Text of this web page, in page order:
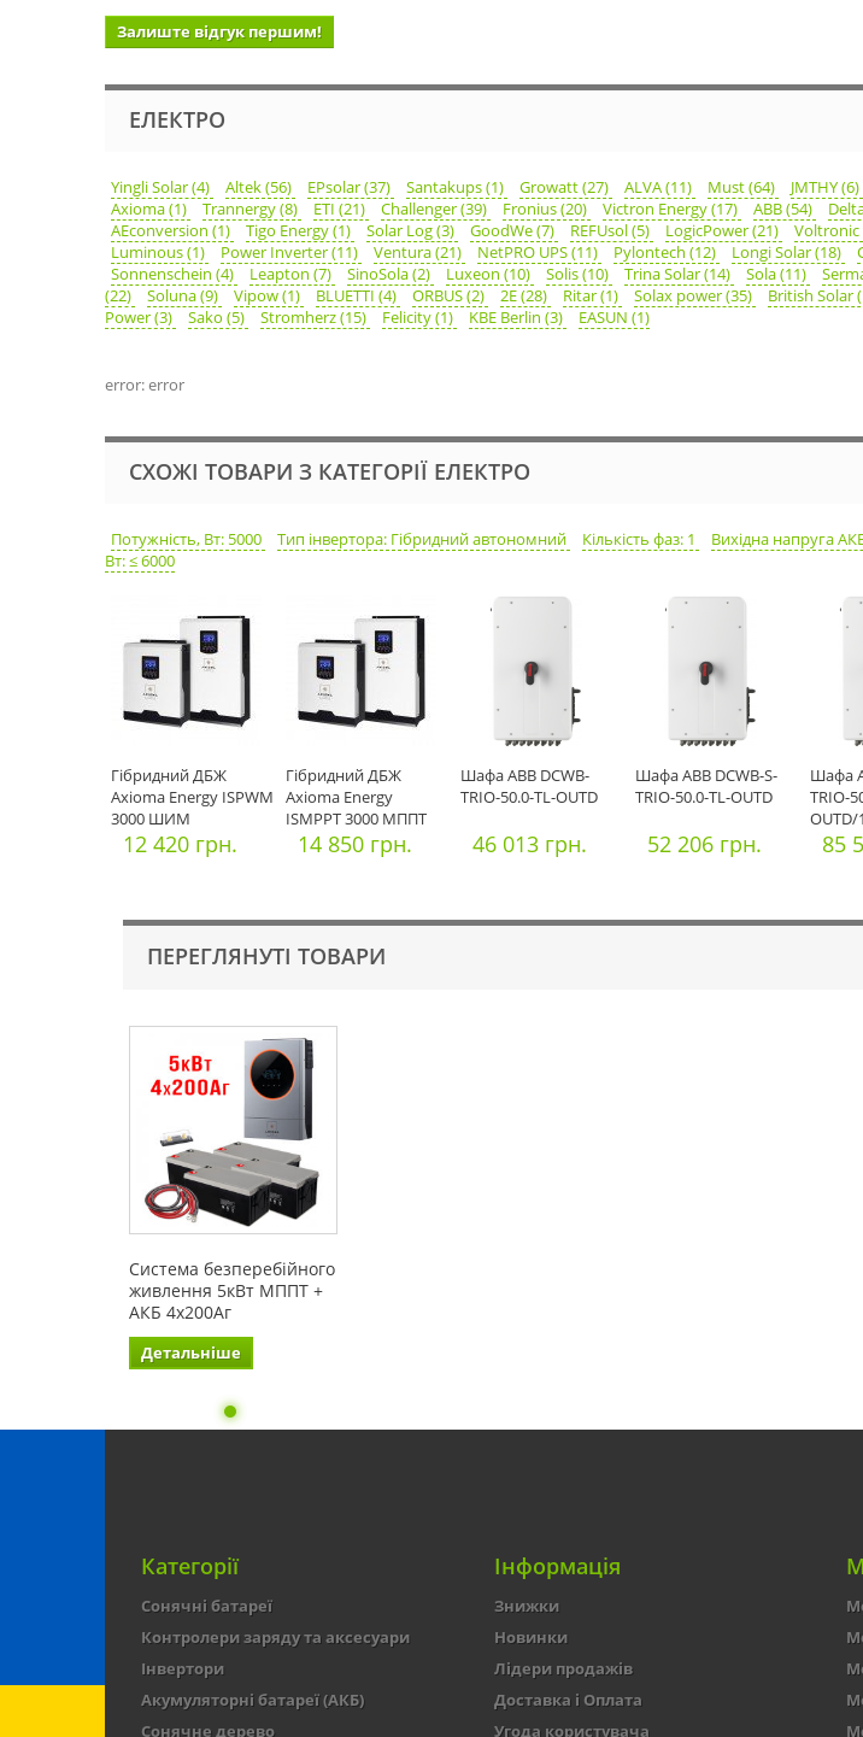
Залиште відгук першим!
ЕЛЕКТРО
Yingli Solar (4) Altek (56) EPsolar (37) Santakups (1) Growatt (27) ALVA (11) Must (64) JMTHY (6)
Axioma (1)
Trannergy (8) ETI (21) Challenger (39) Fronius (20) Victron Energy (17) ABB (54)
AEconversion (1)
Tigo Energy (1) Solar Log (3) GoodWe (7) REFUsol (5) LogicPower (21) Voltronic
Luminous (1)
Power Inverter (11) Ventura (21) NetPRO UPS (11) Pylontech (12) Longi Solar (18)
Sonnenschein (4)
Leapton (7) SinoSola (2) Luxeon (10) Solis (10) Trina Solar (14) Sola (11)
(22)
Soluna (9) Vipow (1) BLUETTI (4) ORBUS (2) 2E (28) Ritar (1) Solax power (35) British Solar
Power (3)
Sako (5) Stromherz (15) Felicity (1) KBE Berlin (3) EASUN (1)
error: error
СХОЖІ ТОВАРИ З КАТЕГОРІЇ ЕЛЕКТРО
Потужність, Вт: 5000 Тип інвертора: Гібридний автономний Кількість фаз: 1 Вихідна напруга
Вт: ≤ 6000
Гібридний ДБЖ
Axioma Energy ISPWM
3000 ШИМ
12 420 грн.
Гібридний ДБЖ
Axioma Energy
ISMPPT 3000 МППТ
14 850 грн.
Шафа ABB DCWB-
TRIO-50.0-TL-OUTD
46 013 грн.
Шафа ABB DCWB-S-
TRIO-50.0-TL-OUTD
52 206 грн.
Шафа
TRIO-
OUTD/
85
ПЕРЕГЛЯНУТІ ТОВАРИ
Система безперебійного
живлення 5кВт МППТ +
АКБ 4х200Аг
Детальніше
Категорії
Сонячні батареї
Контролери заряду та аксесуари
Інвертори
Акумуляторні батареї (АКБ)
Сонячне дерево
Інформація
Знижки
Новинки
Лідери продажів
Доставка і Оплата
Угода користувача